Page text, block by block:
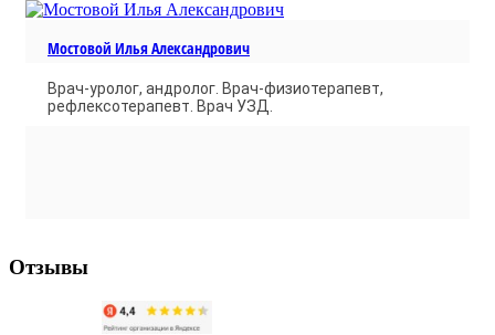
Мостовой Илья Александрович
Врач-уролог, андролог. Врач-физиотерапевт,
рефлексотерапевт. Врач УЗД.
Отзывы